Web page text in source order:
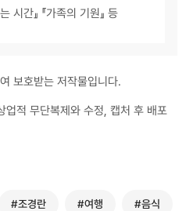
시간』 『가족의 기원』 등
보호받는 저작물입니다.
업적 무단복제와 수정, 캡처 후 배포
#조경란 #여행 #음식